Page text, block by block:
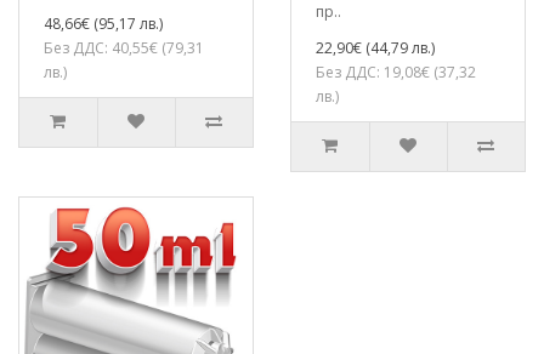
48,66€ (95,17 лв.)
Без ДДС: 40,55€ (79,31
лв.)
пр..
22,90€ (44,79 лв.)
Без ДДС: 19,08€ (37,32
лв.)